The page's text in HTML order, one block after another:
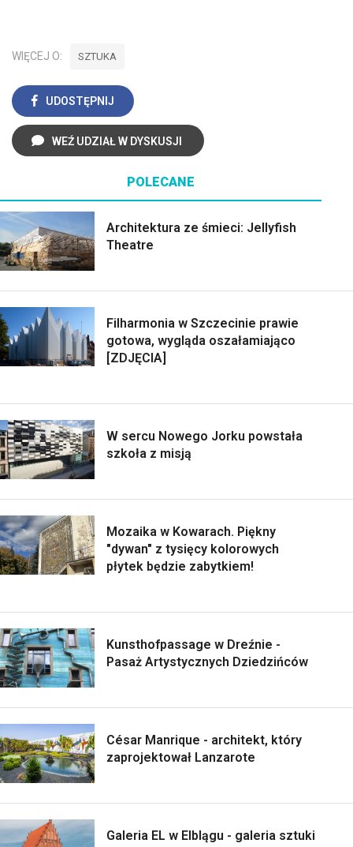
WIĘCEJ O: SZTUKA
UDOSTĘPNIJ
WEŹ UDZIAŁ W DYSKUSJI
POLECANE
Architektura ze śmieci: Jellyfish
Theatre
Filharmonia w Szczecinie prawie
gotowa, wygląda oszałamiająco
[ZDJĘCIA]
W sercu Nowego Jorku powstała
szkoła z misją
Mozaika w Kowarach. Piękny
"dywan" z tysięcy kolorowych
płytek będzie zabytkiem!
Kunsthofpassage w Dreźnie -
Pasaż Artystycznych Dziedzińców
César Manrique - architekt, który
zaprojektował Lanzarote
Galeria EL w Elblągu - galeria sztuki